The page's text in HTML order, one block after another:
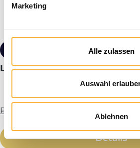
Marketing
Alle zulassen
Auswahl
Ablehnen
Livre : Adam, Élevage de
Plus d’infos
Détails